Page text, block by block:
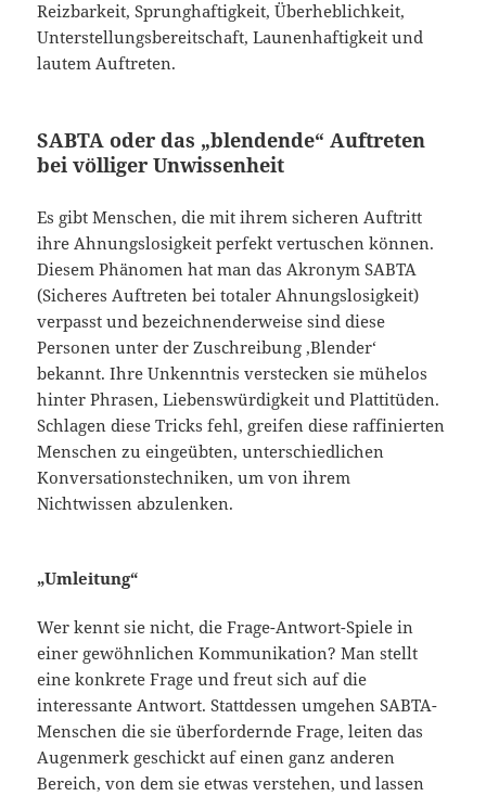
Reizbarkeit, Sprunghaftigkeit, Überheblichkeit,
Unterstellungsbereitschaft, Launenhaftigkeit und
lautem Auftreten.
SABTA oder das „blendende“ Auftreten
bei völliger Unwissenheit
Es gibt Menschen, die mit ihrem sicheren Auftritt
ihre Ahnungslosigkeit perfekt vertuschen können.
Diesem Phänomen hat man das Akronym SABTA
(Sicheres Auftreten bei totaler Ahnungslosigkeit)
verpasst und bezeichnenderweise sind diese
Personen unter der Zuschreibung ‚Blender‘
bekannt. Ihre Unkenntnis verstecken sie mühelos
hinter Phrasen, Liebenswürdigkeit und Plattitüden.
Schlagen diese Tricks fehl, greifen diese raffinierten
Menschen zu eingeübten, unterschiedlichen
Konversationstechniken, um von ihrem
Nichtwissen abzulenken.
„Umleitung“
Wer kennt sie nicht, die Frage-Antwort-Spiele in
einer gewöhnlichen Kommunikation? Man stellt
eine konkrete Frage und freut sich auf die
interessante Antwort. Stattdessen umgehen SABTA-
Menschen die sie überfordernde Frage, leiten das
Augenmerk geschickt auf einen ganz anderen
Bereich, von dem sie etwas verstehen, und lassen